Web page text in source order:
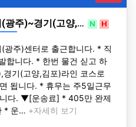
(광주)~경기(고양,… N H
주)센터로 출근합니다. * 직
합니다. * 한번 물건 싣고 하
기(고양,김포)라인 코스로
됩니다. * 휴무는 주5일근무
다. ▼[운송료] * 405만 완제
* 운… +자세히 보기